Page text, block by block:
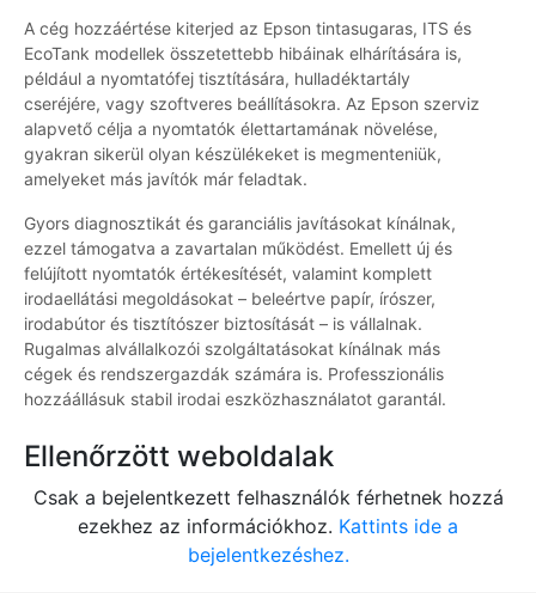
A cég hozzáértése kiterjed az Epson tintasugaras, ITS és
EcoTank modellek összetettebb hibáinak elhárítására is,
például a nyomtatófej tisztítására, hulladéktartály
cseréjére, vagy szoftveres beállításokra. Az Epson szerviz
alapvető célja a nyomtatók élettartamának növelése,
gyakran sikerül olyan készülékeket is megmenteniük,
amelyeket más javítók már feladtak.
Gyors diagnosztikát és garanciális javításokat kínálnak,
ezzel támogatva a zavartalan működést. Emellett új és
felújított nyomtatók értékesítését, valamint komplett
irodaellátási megoldásokat – beleértve papír, írószer,
irodabútor és tisztítószer biztosítását – is vállalnak.
Rugalmas alvállalkozói szolgáltatásokat kínálnak más
cégek és rendszergazdák számára is. Professzionális
hozzáállásuk stabil irodai eszközhasználatot garantál.
Ellenőrzött weboldalak
Csak a bejelentkezett felhasználók férhetnek hozzá
ezekhez az információkhoz. Kattints ide a
bejelentkezéshez.